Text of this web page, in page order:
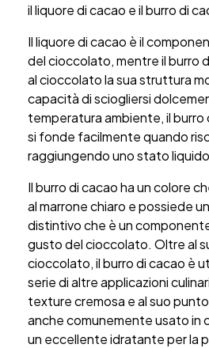
il liquore di cacao e il burro di
Il liquore di cacao è il
del cioccolato, mentre il burro
al cioccolato la sua struttura
capacità di sciogliersi
temperatura ambiente, il burro
si fonde facilmente quando
raggiungendo uno stato
Il burro di cacao ha un colore
al marrone chiaro e possiede
distintivo che è un
gusto del cioccolato. Oltre al
cioccolato, il burro di cacao è
serie di altre applicazioni
texture cremosa e al suo
anche comunemente usato in
un eccellente idratante per la